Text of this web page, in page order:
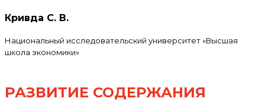
Кривда С. В.
Национальный исследовательский университет «Высшая
школа экономики»
РАЗВИТИЕ СОДЕРЖАНИЯ